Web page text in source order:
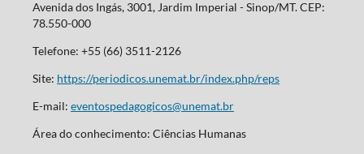
Avenida dos Ingás, 3001, Jardim Imperial - Sinop/MT. CEP:
78.550-000
Telefone: +55 (66) 3511-2126
Site: https://periodicos.unemat.br/index.php/reps
E-mail: eventospedagogicos@unemat.br
Área do conhecimento: Ciências Humanas